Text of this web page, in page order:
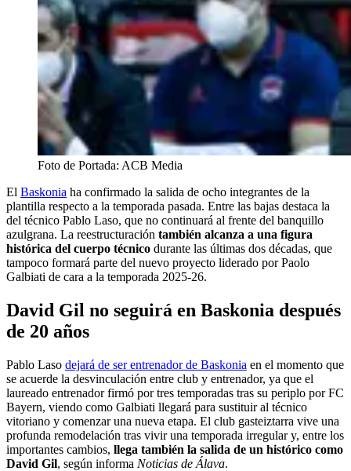
Foto de Portada: ACB Media
El Baskonia ha confirmado la salida de ocho integrantes de la
plantilla respecto a la temporada pasada. Entre las bajas destaca la
del técnico Pablo Laso, que no continuará al frente del banquillo
azulgrana. La reestructuración también alcanza a una figura
histórica del cuerpo técnico durante las últimas dos décadas, que
tampoco formará parte del nuevo proyecto liderado por Paolo
Galbiati de cara a la temporada 2025-26.
David Gil no seguirá en Baskonia después
de 20 años
Pablo Laso dejará de ser entrenador de Baskonia en el momento que
se acuerde la desvinculación entre club y entrenador, ya que el
laureado entrenador firmó por tres temporadas tras su periplo por FC
Bayern, viendo como Galbiati llegará para sustituir al técnico
vitoriano y comenzar una nueva etapa. El club gasteiztarra vive una
profunda remodelación tras vivir una temporada irregular y, entre los
importantes cambios, llega también la salida de un histórico como
David Gil, según informa Noticias de Álava.